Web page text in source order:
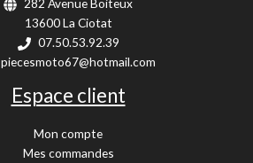
282 Avenue Boiteux
13600 La Ciotat
07.50.53.92.39
piecesmoto67@hotmail.com
Espace client
Mon compte
Mes commandes